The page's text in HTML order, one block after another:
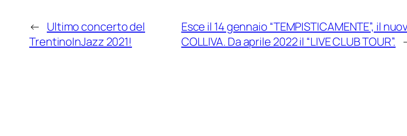
← Ultimo concerto del
TrentinoInJazz 2021!
Esce il 14 gennaio “TEMPISTICAMENTE”, il
COLLIVA. Da aprile 2022 il “LIVE CLUB TOUR”.